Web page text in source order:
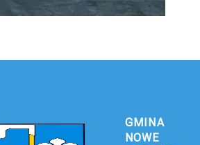
GMINA
NOWE